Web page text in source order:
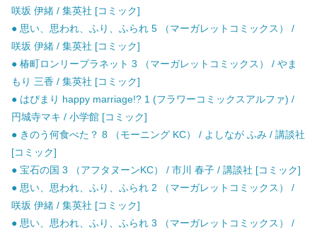
咲坂 伊緒 / 集英社 [コミック]
● 思い、思われ、ふり、ふられ 5 （マーガレットコミックス） /
咲坂 伊緒 / 集英社 [コミック]
● 椿町ロンリープラネット 3 （マーガレットコミックス） / やま
もり 三香 / 集英社 [コミック]
● はぴまり happy marriage!? 1 (フラワーコミックスアルファ) /
円城寺マキ / 小学館 [コミック]
● きのう何食べた？ 8 （モーニング KC） / よしなが ふみ / 講談社
[コミック]
● 宝石の国 3 （アフタヌーンKC） / 市川 春子 / 講談社 [コミック]
● 思い、思われ、ふり、ふられ 2 （マーガレットコミックス） /
咲坂 伊緒 / 集英社 [コミック]
● 思い、思われ、ふり、ふられ 3 （マーガレットコミックス） /